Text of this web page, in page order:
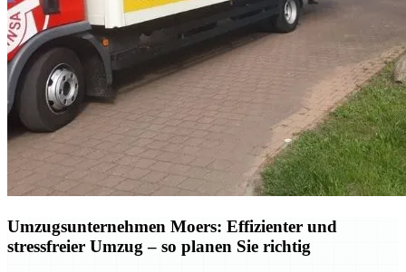
Umzugsunternehmen Moers: Effizienter und
stressfreier Umzug – so planen Sie richtig